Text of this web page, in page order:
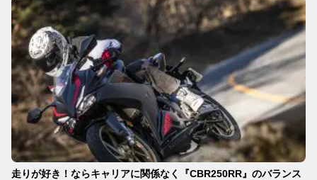
走りが好き！ならキャリアに関係なく『CBR250RR』のバランス